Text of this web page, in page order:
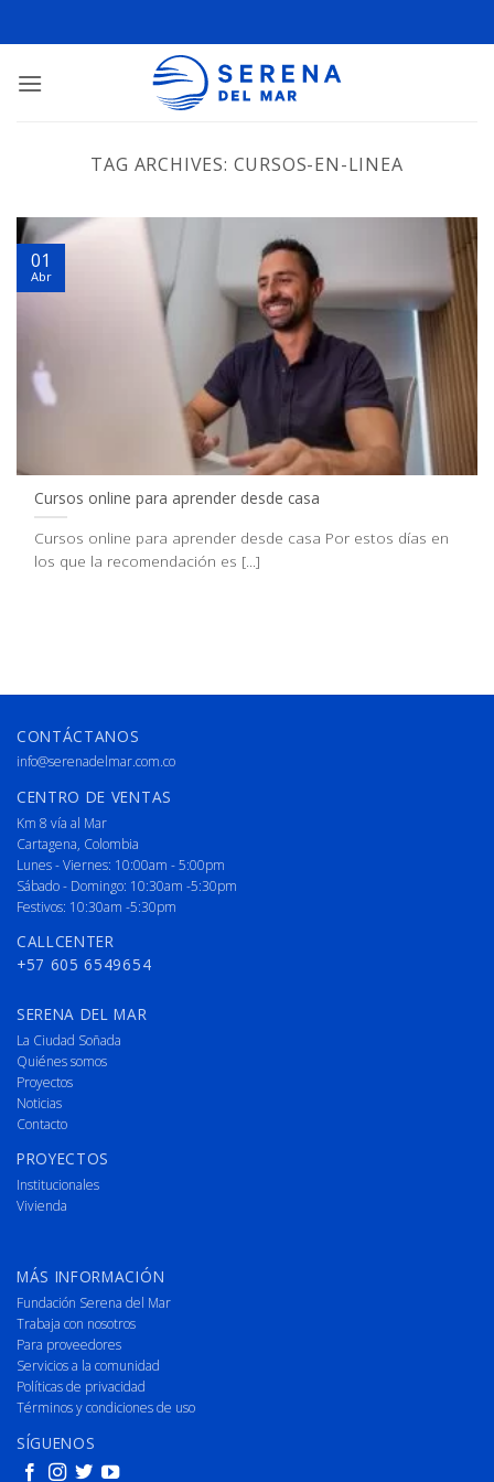
TAG ARCHIVES: CURSOS-EN-LINEA
Cursos online para aprender desde casa
Cursos online para aprender desde casa Por estos días en
los que la recomendación es [...]
01
Abr
CONTÁCTANOS
info@serenadelmar.com.co
CENTRO DE VENTAS
Km 8 vía al Mar
Cartagena, Colombia
Lunes - Viernes: 10:00am - 5:00pm
Sábado - Domingo: 10:30am -5:30pm
Festivos: 10:30am -5:30pm
CALLCENTER
+57 605 6549654
SERENA DEL MAR
La Ciudad Soñada
Quiénes somos
Proyectos
Noticias
Contacto
PROYECTOS
Institucionales
Vivienda
MÁS INFORMACIÓN
Fundación Serena del Mar
Trabaja con nosotros
Para proveedores
Servicios a la comunidad
Políticas de privacidad
Términos y condiciones de uso
SÍGUENOS